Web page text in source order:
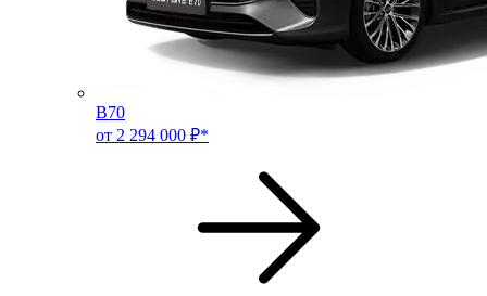
B70
от 2 294 000 ₽*